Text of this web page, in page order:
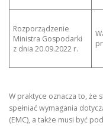
Rozporządzenie
Ministra Gospodarki
z dnia 20.09.2022 r.
W praktyce oznacza to, że
spełniać wymagania
(EMC), a także musi być